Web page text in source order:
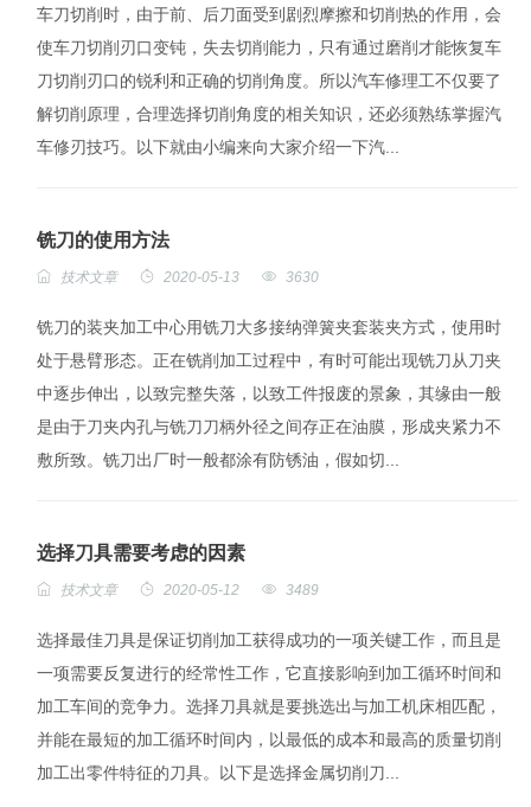
车刀切削时，由于前、后刀面受到剧烈摩擦和切削热的作用，会
使车刀切削刃口变钝，失去切削能力，只有通过磨削才能恢复车
刀切削刃口的锐利和正确的切削角度。所以汽车修理工不仅要了
解切削原理，合理选择切削角度的相关知识，还必须熟练掌握汽
车修刃技巧。以下就由小编来向大家介绍一下汽...
铣刀的使用方法
技术文章 2020-05-13 3630
铣刀的装夹加工中心用铣刀大多接纳弹簧夹套装夹方式，使用时
处于悬臂形态。正在铣削加工过程中，有时可能出现铣刀从刀夹
中逐步伸出，以致完整失落，以致工件报废的景象，其缘由一般
是由于刀夹内孔与铣刀刀柄外径之间存正在油膜，形成夹紧力不
敷所致。铣刀出厂时一般都涂有防锈油，假如切...
选择刀具需要考虑的因素
技术文章 2020-05-12 3489
选择最佳刀具是保证切削加工获得成功的一项关键工作，而且是
一项需要反复进行的经常性工作，它直接影响到加工循环时间和
加工车间的竞争力。选择刀具就是要挑选出与加工机床相匹配，
并能在最短的加工循环时间内，以最低的成本和最高的质量切削
加工出零件特征的刀具。以下是选择金属切削刀...